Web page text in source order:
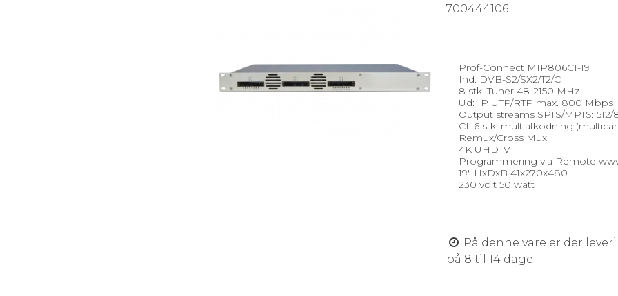
700444106
Prof-Connect MIP806CI-19
Ind: DVB-S2/SX2/T2/C
8 stk. Tuner 48-2150 MHz
Ud: IP UTP/RTP max. 800 Mbps
Output streams SPTS/MPTS: 512/
CI: 6 stk. multiafkodning
Remux/Cross Mux
4K UHDTV
Programmering via Remote
19" HxDxB 41x270x480
230 volt 50 watt
På denne vare er der
på 8 til 14 dage